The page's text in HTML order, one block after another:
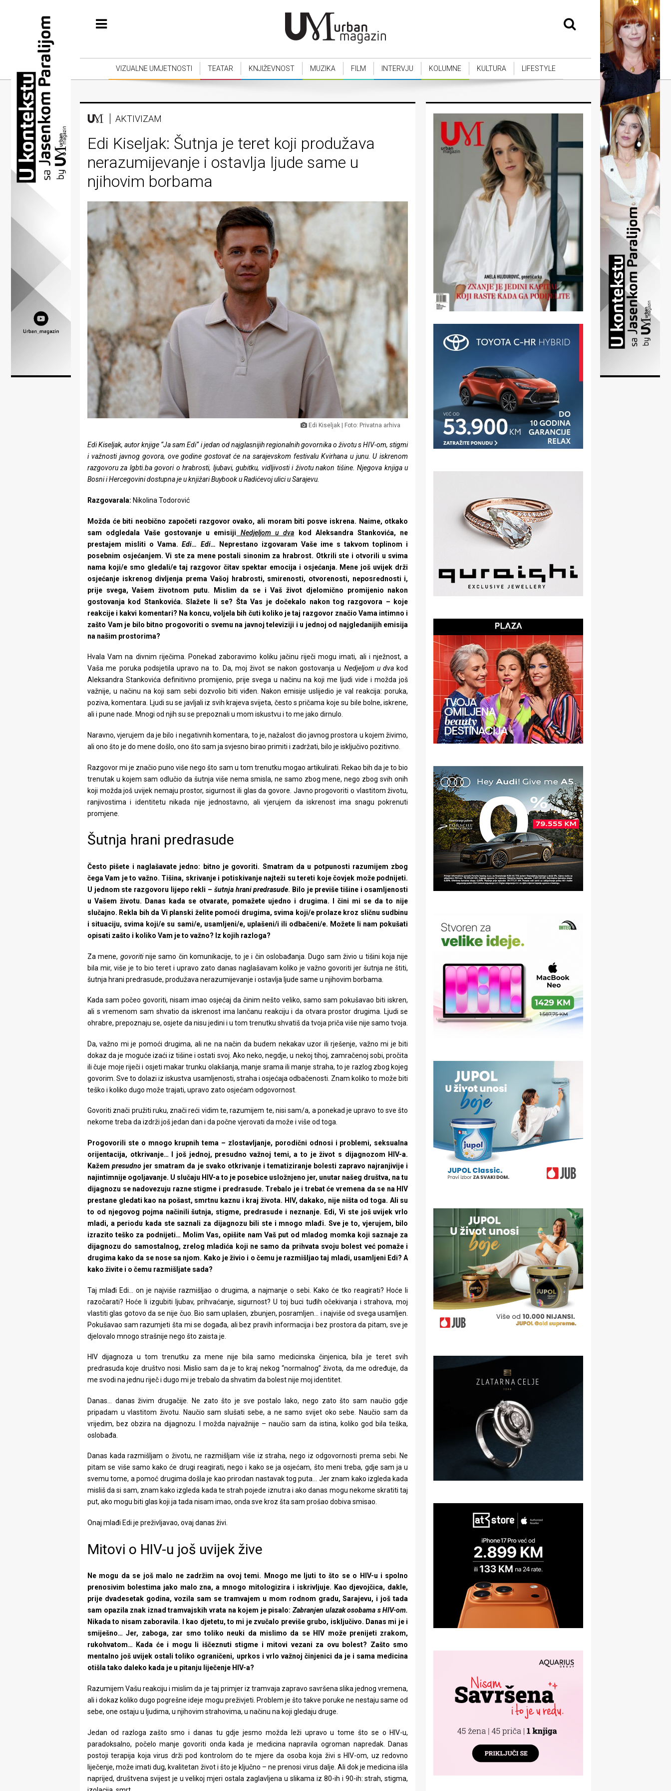
Vizualne
umjetnosti
Teatar
Književnost
Muzika
Film
Intervju
Kolumne
Lifestyle
Beauty
Zdravlje
stolom
u
VIZUALNE UMJETNOSTI TEATAR KNJIŽEVNOST MUZIKA FILM INTERVJU KOLUMNE KULTURA LIFESTYLE
AKTIVIZAM
Edi Kiseljak: Šutnja je teret koji produžava
nerazumijevanje i ostavlja ljude same u
njihovim borbama
Edi Kiseljak | Foto: Privatna arhiva
Edi Kiseljak, autor knjige “Ja sam Edi“ i jedan od najglasnijih regionalnih govornika o životu s HIV-om, stigmi
i važnosti javnog govora, ove godine gostovat će na sarajevskom festivalu Kvirhana u junu. U iskrenom
razgovoru za lgbti.ba govori o hrabrosti, ljubavi, gubitku, vidljivosti i životu nakon tišine. Njegova knjiga u
Bosni i Hercegovini dostupna je u knjižari Buybook u Radićevoj ulici u Sarajevu.
Razgovarala: Nikolina Todorović
Možda će biti neobično započeti razgovor ovako, ali moram biti posve iskrena. Naime, otkako
sam odgledala Vaše gostovanje u emisiji
Nedjeljom u dva kod Aleksandra Stankovića, ne
prestajem misliti o Vama.Edi… Edi…
Neprestano izgovaram Vaše ime s takvom toplinom i
posebnim osjećanjem. Vi ste za mene postali sinonim za hrabrost. Otkrili ste i otvorili u svima
nama koji/e smo gledali/e taj razgovor čitav spektar emocija i osjećanja. Mene još uvijek drži
osjećanje iskrenog divljenja prema Vašoj hrabrosti, smirenosti, otvorenosti, neposrednosti i,
prije svega, Vašem životnom putu. Mislim da se i Vaš život djelomično promijenio nakon
gostovanja kod Stankovića. Slažete li se? Šta Vas je dočekalo nakon tog razgovora – koje
reakcije i kakvi komentari? Na koncu, voljela bih čuti koliko je taj razgovor značio Vama intimno i
zašto Vam je bilo bitno progovoriti o svemu na javnoj televiziji i u jednoj od najgledanijih emisija
na našim prostorima?
Hvala Vam na divnim riječima. Ponekad zaboravimo koliku jačinu riječi mogu imati, ali i nježnost, a
Vaša me poruka podsjetila upravo na to. Da, moj život se nakon gostovanja u Nedjeljom u dva kod
Aleksandra Stankovića definitivno promijenio, prije svega u načinu na koji me ljudi vide i možda još
važnije, u načinu na koji sam sebi dozvolio biti viđen. Nakon emisije uslijedio je val reakcija: poruka,
poziva, komentara. Ljudi su se javljali iz svih krajeva svijeta, često s pričama koje su bile bolne, iskrene,
ali i pune nade. Mnogi od njih su se prepoznali u mom iskustvu i to me jako dirnulo.
Naravno, vjerujem da je bilo i negativnih komentara, to je, nažalost dio javnog prostora u kojem živimo,
ali ono što je do mene došlo, ono što sam ja svjesno birao primiti i zadržati, bilo je isključivo pozitivno.
Razgovor mi je značio puno više nego što sam u tom trenutku mogao artikulirati. Rekao bih da je to bio
trenutak u kojem sam odlučio da šutnja više nema smisla, ne samo zbog mene, nego zbog svih onih
koji možda još uvijek nemaju prostor, sigurnost ili glas da govore. Javno progovoriti o vlastitom životu,
ranjivostima i identitetu nikada nije jednostavno, ali vjerujem da iskrenost ima snagu pokrenuti
promjene.
Šutnja hrani predrasude
Često pišete i naglašavate jedno: bitno je govoriti. Smatram da u potpunosti razumijem zbog
čega Vam je to važno. Tišina, skrivanje i potiskivanje najteži su tereti koje čovjek može podnijeti.
U jednom ste razgovoru lijepo rekli – šutnja hrani predrasude. Bilo je previše tišine i osamljenosti
u Vašem životu. Danas kada se otvarate, pomažete ujedno i drugima. I čini mi se da to nije
slučajno. Rekla bih da Vi planski želite pomoći drugima, svima koji/e prolaze kroz sličnu sudbinu
i situaciju, svima koji/e su sami/e, usamljeni/e, uplašeni/i ili odbačeni/e. Možete li nam pokušati
opisati zašto i koliko Vam je to važno? Iz kojih razloga?
Za mene, govoritinije samo čin komunikacije, to je i čin oslobađanja. Dugo sam živio u tišini koja nije
bila mir, više je to bio teret i upravo zato danas naglašavam koliko je važno govoriti jer šutnja ne štiti,
šutnja hrani predrasude, produžava nerazumijevanje i ostavlja ljude same u njihovim borbama.
Kada sam počeo govoriti, nisam imao osjećaj da činim nešto veliko, samo sam pokušavao biti iskren,
ali s vremenom sam shvatio da iskrenost ima lančanu reakciju i da otvara prostor drugima. Ljudi se
ohrabre, prepoznaju se, osjete da nisu jedini i u tom trenutku shvatiš da tvoja priča više nije samo tvoja.
Da, važno mi je pomoći drugima, ali ne na način da budem nekakav uzor ili rješenje, važno mi je biti
dokaz da je moguće izaći iz tišine i ostati svoj. Ako neko, negdje, u nekoj tihoj, zamračenoj sobi, pročita
ili čuje moje riječi i osjeti makar trunku olakšanja, manje srama ili manje straha, to je razlog zbog kojeg
govorim. Sve to dolazi iz iskustva usamljenosti, straha i osjećaja odbačenosti. Znam koliko to može biti
teško i koliko dugo može trajati, upravo zato osjećam odgovornost.
Govoriti znači pružiti ruku, znači reći vidim te, razumijem te, nisi sam/a, a ponekad je upravo to sve što
nekome treba da izdrži još jedan dan i da počne vjerovati da može i više od toga.
Progovorili ste o mnogo krupnih tema – zlostavljanje, porodični odnosi i problemi, seksualna
orijentacija, otkrivanje… I još jednoj, presudno važnoj temi, a to je život s dijagnozom HIV-a.
Kažem presudno jer smatram da je svako otkrivanje i tematiziranje bolesti zapravo najranjivije i
najintimnije ogoljavanje. U slučaju HIV-a to je posebice usložnjeno jer, unutar našeg društva, na tu
dijagnozu se nadovezuju razne stigme i predrasude. Trebalo je i trebat će vremena da se na HIV
prestane gledati kao na pošast, smrtnu kaznu i kraj života. HIV, dakako, nije ništa od toga. Ali su
to od njegovog pojma načinili šutnja, stigme, predrasude i neznanje. Edi, Vi ste još uvijek vrlo
mladi, a periodu kada ste saznali za dijagnozu bili ste i mnogo mlađi. Sve je to, vjerujem, bilo
izrazito teško za podnijeti… Molim Vas, opišite nam Vaš put od mladog momka koji saznaje za
dijagnozu do samostalnog, zrelog mladića koji ne samo da prihvata svoju bolest već pomaže i
drugima kako da se nose sa njom. Kako je živio i o čemu je razmišljao taj mladi, usamljeni Edi? A
kako živite i o čemu razmišljate sada?
Taj mlađi Edi… on je najviše razmišljao o drugima, a najmanje o sebi. Kako će tko reagirati? Hoće li
razočarati? Hoće li izgubiti ljubav, prihvaćanje, sigurnost? U toj buci tuđih očekivanja i strahova, moj
vlastiti glas gotovo da se nije čuo. Bio sam uplašen, zbunjen, posramljen… i najviše od svega usamljen.
Pokušavao sam razumjeti šta mi se događa, ali bez pravih informacija i bez prostora da pitam, sve je
djelovalo mnogo strašnije nego što zaista je.
HIV dijagnoza u tom trenutku za mene nije bila samo medicinska činjenica, bila je teret svih
predrasuda koje društvo nosi. Mislio sam da je to kraj nekog “normalnog” života, da me određuje, da
me svodi na jednu riječ i dugo mi je trebalo da shvatim da bolest nije moj identitet.
Danas… danas živim drugačije. Ne zato što je sve postalo lako, nego zato što sam naučio gdje
pripadam u vlastitom životu. Naučio sam slušati sebe, a ne samo svijet oko sebe. Naučio sam da
vrijedim, bez obzira na dijagnozu. I možda najvažnije – naučio sam da istina, koliko god bila teška,
oslobađa.
Danas kada razmišljam o životu, ne razmišljam više iz straha, nego iz odgovornosti prema sebi. Ne
pitam se više samo kako će drugi reagirati, nego i kako se ja osjećam, što meni treba, gdje sam ja u
svemu tome, a pomoć drugima došla je kao prirodan nastavak tog puta… Jer znam kako izgleda kada
misliš da si sam, znam kako izgleda kada te strah pojede iznutra i ako danas mogu nekome skratiti taj
put, ako mogu biti glas koji ja tada nisam imao, onda sve kroz šta sam prošao dobiva smisao.
Onaj mlađi Edi je preživljavao, ovaj danas živi.
Mitovi o HIV-u još uvijek žive
Ne mogu da se još malo ne zadržim na ovoj temi. Mnogo me ljuti to što se o HIV-u i spolno
prenosivim bolestima jako malo zna, a mnogo mitologizira i iskrivljuje. Kao djevojčica, dakle,
prije dvadesetak godina, vozila sam se tramvajem u mom rodnom gradu, Sarajevu, i još tada
sam opazila znak iznad tramvajskih vrata na kojem je pisalo:Zabranjen ulazak osobama s HIV-om.
Nikada to nisam zaboravila. I kao djetetu, to mi je zvučalo previše grubo, isključivo. Danas mi je i
smiješno… Jer, zaboga, zar smo toliko neuki da mislimo da se HIV može prenijeti zrakom,
rukohvatom… Kada će i mogu li iščeznuti stigme i mitovi vezani za ovu bolest? Zašto smo
mentalno još uvijek ostali toliko ograničeni, uprkos i vrlo važnoj činjenici da je i sama medicina
otišla tako daleko kada je u pitanju liječenje HIV-a?
Razumijem Vašu reakciju i mislim da je taj primjer iz tramvaja zapravo savršena slika jednog vremena,
ali i dokaz koliko dugo pogrešne ideje mogu preživjeti. Problem je što takve poruke ne nestaju same od
sebe, one ostaju u ljudima, u njihovim strahovima, u načinu na koji gledaju druge.
Jedan od razloga zašto smo i danas tu gdje jesmo možda leži upravo u tome što se o HIV-u,
paradoksalno, počelo manje govoriti onda kada je medicina napravila ogroman napredak. Danas
postoji terapija koja virus drži pod kontrolom do te mjere da osoba koja živi s HIV-om, uz redovno
liječenje, može imati dug, kvalitetan život i što je ključno – ne prenosi virus dalje. Ali dok je medicina išla
naprijed, društvena svijest je u velikoj mjeri ostala zaglavljena u slikama iz 80-ih i 90-ih: strah, stigma,